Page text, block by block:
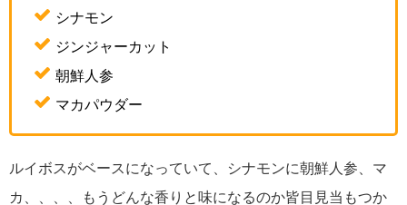
シナモン
ジンジャーカット
朝鮮人参
マカパウダー
ルイボスがベースになっていて、シナモンに朝鮮人参、マ
カ、、、、もうどんな香りと味になるのか皆目見当もつか